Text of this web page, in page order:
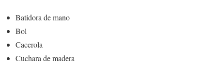
Batidora de mano
Bol
Cacerola
Cuchara de madera